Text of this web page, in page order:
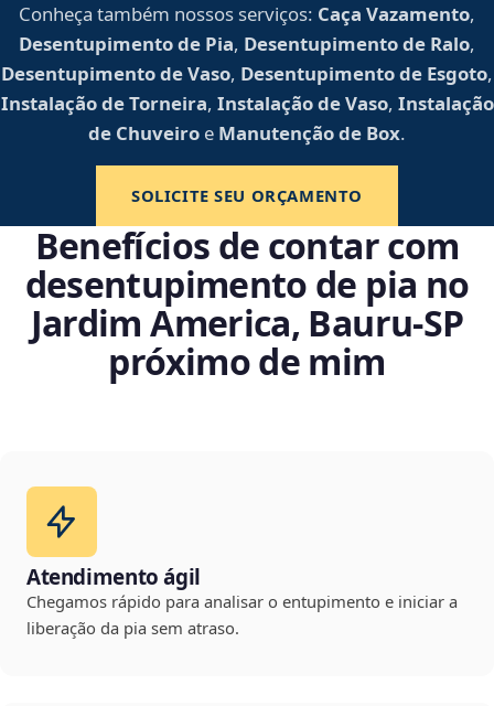
Conheça também nossos serviços: Caça Vazamento,
Desentupimento de Pia, Desentupimento de Ralo,
Desentupimento de Vaso, Desentupimento de Esgoto,
Instalação de Torneira, Instalação de Vaso, Instalação
de Chuveiro e Manutenção de Box.
SOLICITE SEU ORÇAMENTO
Benefícios de contar com
desentupimento de pia no
Jardim America, Bauru‑SP
próximo de mim
Atendimento ágil
Chegamos rápido para analisar o entupimento e iniciar a
liberação da pia sem atraso.